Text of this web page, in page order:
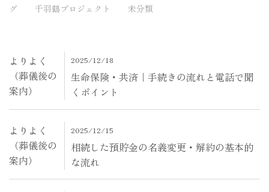
グ
千羽鶴プロジェクト 未分類
よりよく
（葬儀後の
案内）
2025/12/18
生命保険・共済｜手続きの流れと電話で聞
くポイント
よりよく
（葬儀後の
案内）
2025/12/15
相続した預貯金の名義変更・解約の基本的
な流れ